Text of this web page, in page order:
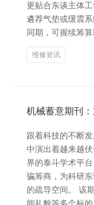
更贴合东谈主体
遴荐气垫或缓震
同期，可握续筹
维修资讯
机械蓄意期刊
跟着科技的不断
中演出着越来越
界的泰斗学术平
骗筹商，为科研
的疏导空间。 该